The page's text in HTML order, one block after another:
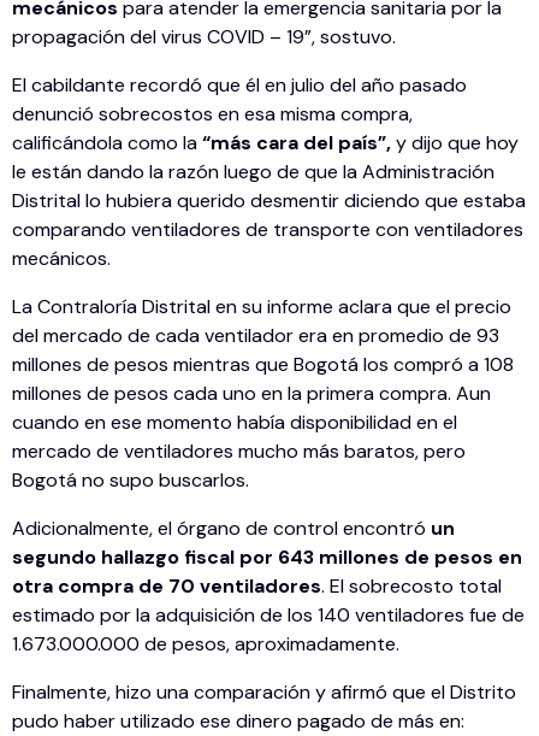
mecánicos para atender la emergencia sanitaria por la
propagación del virus COVID – 19”, sostuvo.
El cabildante recordó que él en julio del año pasado
denunció sobrecostos en esa misma compra,
calificándola como la“más cara del país”,y dijo que hoy
le están dando la razón luego de que la Administración
Distrital lo hubiera querido desmentir diciendo que estaba
comparando ventiladores de transporte con ventiladores
mecánicos.
La Contraloría Distrital en su informe aclara que el precio
del mercado de cada ventilador era en promedio de 93
millones de pesos mientras que Bogotá los compró a 108
millones de pesos cada uno en la primera compra. Aun
cuando en ese momento había disponibilidad en el
mercado de ventiladores mucho más baratos, pero
Bogotá no supo buscarlos.
Adicionalmente, el órgano de control encontró un
segundo hallazgo fiscal por 643 millones de pesos en
otra compra de 70 ventiladores. El sobrecosto total
estimado por la adquisición de los 140 ventiladores fue de
1.673.000.000 de pesos, aproximadamente.
Finalmente, hizo una comparación y afirmó que el Distrito
pudo haber utilizado ese dinero pagado de más en: